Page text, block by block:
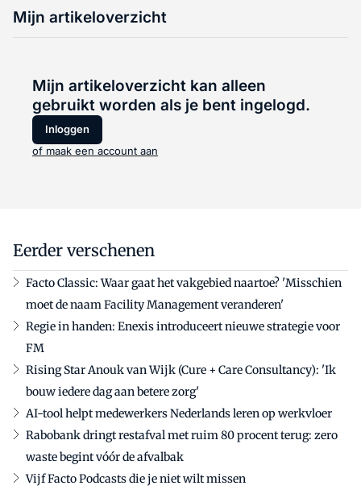
Mijn artikeloverzicht
Mijn artikeloverzicht kan alleen
gebruikt worden als je bent ingelogd.
Inloggen
of maak een account aan
Eerder verschenen
Facto Classic: Waar gaat het vakgebied naartoe? 'Misschien
moet de naam Facility Management veranderen'
Regie in handen: Enexis introduceert nieuwe strategie voor
FM
Rising Star Anouk van Wijk (Cure + Care Consultancy): 'Ik
bouw iedere dag aan betere zorg'
AI-tool helpt medewerkers Nederlands leren op werkvloer
Rabobank dringt restafval met ruim 80 procent terug: zero
waste begint vóór de afvalbak
Vijf Facto Podcasts die je niet wilt missen